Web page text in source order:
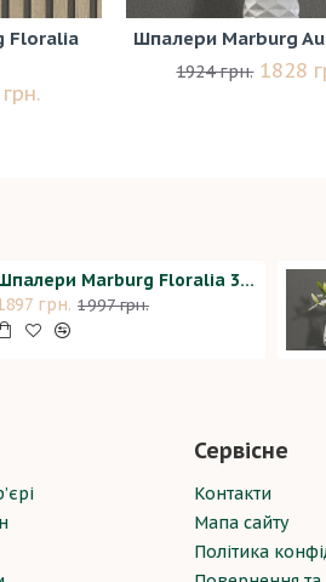
Floralia
Шпалери Marburg
1924 грн. 1828
Шпалери Marburg Floralia 33910
грн. 1997 грн.
Сервісне
Контакти
Мапа сайту
Політика